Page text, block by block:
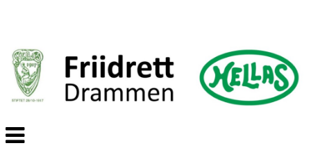
Veksle
navigasjon